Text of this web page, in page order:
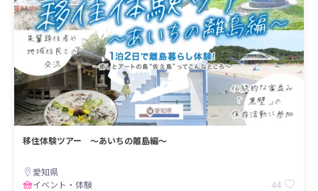
移住体験ツアー ～あいちの離島編～
愛知県
イベント・体験
44